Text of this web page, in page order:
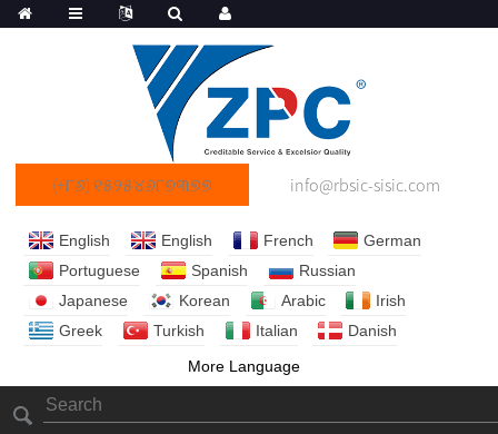
(+୮୬) ୧୫୨୫୪୬୮୭୩୭୭ info@rbsic-sisic.com
English English French
German
Portuguese
Spanish
Russian
Japanese
Korean Arabic
Irish
Greek
Turkish Italian
Danish
More Language